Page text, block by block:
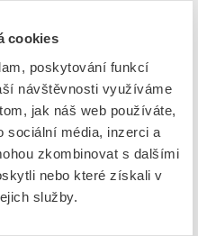
cookies
poskytování funkcí
návštěvnosti využíváme
jak náš web používáte,
sociální média, inzerci a
zkombinovat s dalšími
nebo které získali v
služby.
1 693,15 Kč/ks
do košíku